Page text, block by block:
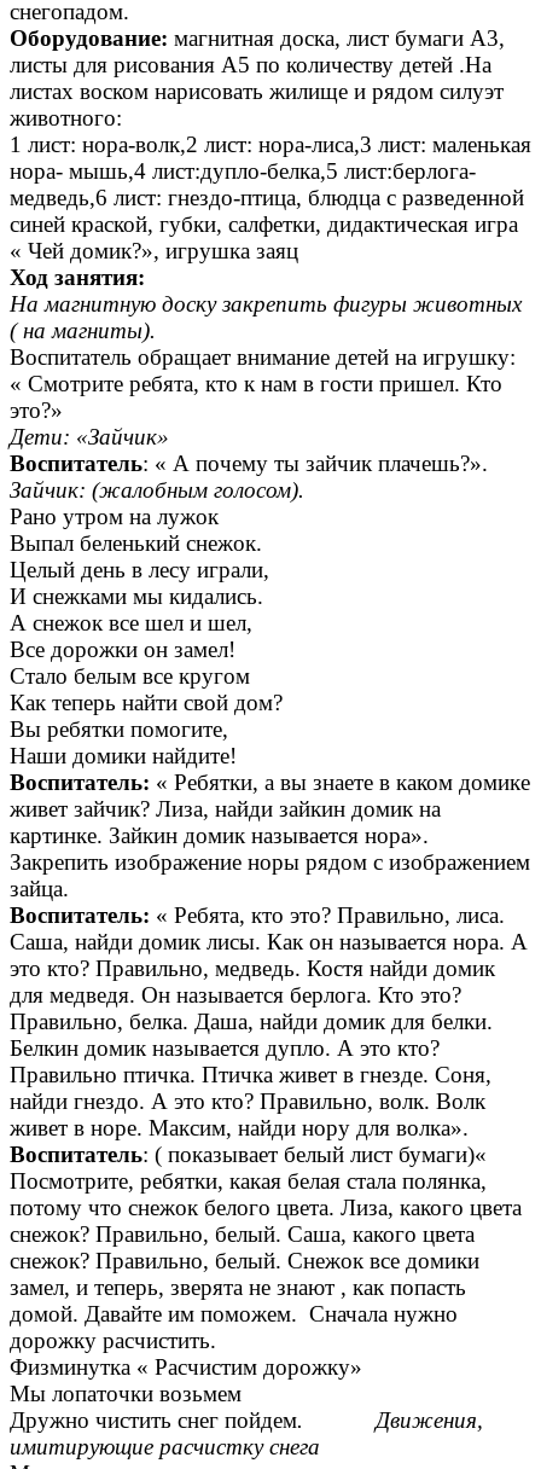
снегопадом.
Оборудование: магнитная доска, лист бумаги А3,
листы для рисования А5 по количеству детей .На
листах воском нарисовать жилище и рядом силуэт
животного:
1 лист: нора-волк,2 лист: нора-лиса,3 лист: маленькая
нора- мышь,4 лист:дупло-белка,5 лист:берлога-
медведь,6 лист: гнездо-птица, блюдца с разведенной
синей краской, губки, салфетки, дидактическая игра
« Чей домик?», игрушка заяц
Ход занятия:
На магнитную доску закрепить фигуры животных
( на магниты).
Воспитатель обращает внимание детей на игрушку:
« Смотрите ребята, кто к нам в гости пришел. Кто
это?»
Дети: «Зайчик»
Воспитатель: « А почему ты зайчик плачешь?».
Зайчик: (жалобным голосом).
Рано утром на лужок
Выпал беленький снежок.
Целый день в лесу играли,
И снежками мы кидались.
А снежок все шел и шел,
Все дорожки он замел!
Стало белым все кругом
Как теперь найти свой дом?
Вы ребятки помогите,
Наши домики найдите!
Воспитатель: « Ребятки, а вы знаете в каком домике
живет зайчик? Лиза, найди зайкин домик на
картинке. Зайкин домик называется нора».
Закрепить изображение норы рядом с изображением
зайца.
Воспитатель: « Ребята, кто это? Правильно, лиса.
Саша, найди домик лисы. Как он называется нора. А
это кто? Правильно, медведь. Костя найди домик
для медведя. Он называется берлога. Кто это?
Правильно, белка. Даша, найди домик для белки.
Белкин домик называется дупло. А это кто?
Правильно птичка. Птичка живет в гнезде. Соня,
найди гнездо. А это кто? Правильно, волк. Волк
живет в норе. Максим, найди нору для волка».
Воспитатель: ( показывает белый лист бумаги)«
Посмотрите, ребятки, какая белая стала полянка,
потому что снежок белого цвета. Лиза, какого цвета
снежок? Правильно, белый. Саша, какого цвета
снежок? Правильно, белый. Снежок все домики
замел, и теперь, зверята не знают , как попасть
домой. Давайте им поможем. Сначала нужно
дорожку расчистить.
Физминутка « Расчистим дорожку»
Мы лопаточки возьмем
Дружно чистить снег пойдем. Движения,
имитирующие расчистку снега